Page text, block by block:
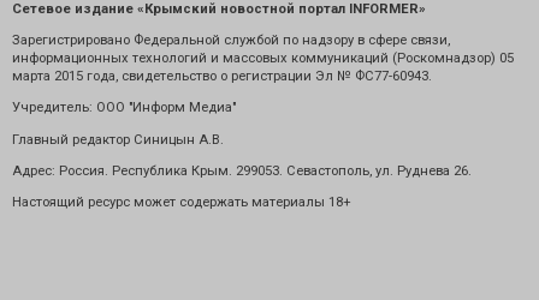
Сетевое издание «Крымский новостной портал INFORMER»
Зарегистрировано Федеральной службой по надзору в сфере связи,
информационных технологий и массовых коммуникаций (Роскомнадзор) 05
марта 2015 года, свидетельство о регистрации Эл № ФС77-60943.
Учредитель: ООО "Информ Медиа"
Главный редактор Синицын А.В.
Адрес: Россия. Республика Крым. 299053. Севастополь, ул. Руднева 26.
Настоящий ресурс может содержать материалы 18+